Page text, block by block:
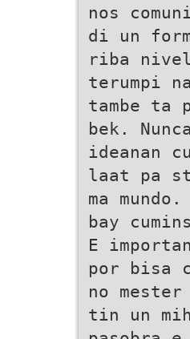
nos
di un
riba
terumpi
tambe ta
bek. Nunca
ideanan
laat pa
ma
bay
E
por bisa
no
tin un